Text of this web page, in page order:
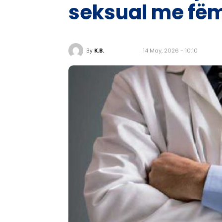
seksual me
By K.B. 14 May, 2026 - 10:10